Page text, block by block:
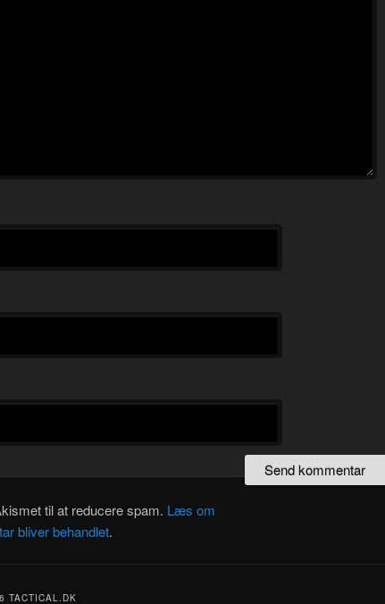
til at reducere spam. Læs om
bliver behandlet.
TACTICAL.DK